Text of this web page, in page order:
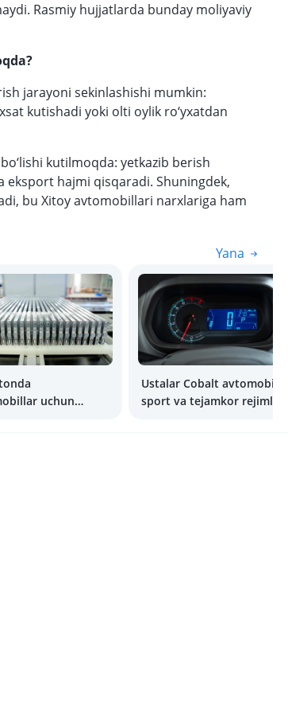
Rasmiy hujjatlarda bunday moliyaviy
jarayoni sekinlashishi mumkin:
kutishadi yoki olti oylik ro‘yxatdan
kutilmoqda: yetkazib berish
eksport hajmi qisqaradi. Shuningdek,
bu Xitoy avtomobillari narxlariga ham
Yana
uchun
Ustalar Cobalt avtomobilida
sport va tejamkor rejimlarni